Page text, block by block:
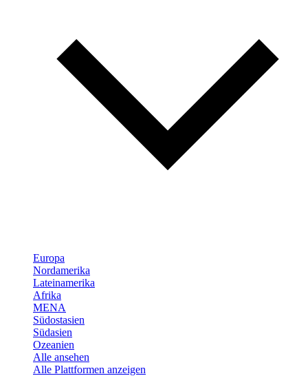
Europa
Nordamerika
Lateinamerika
Afrika
MENA
Südostasien
Südasien
Ozeanien
Alle ansehen
Alle Plattformen anzeigen